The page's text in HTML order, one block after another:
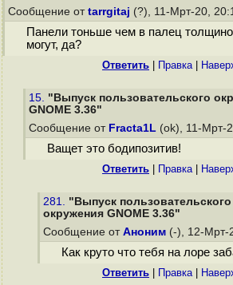
Сообщение от tarrgitaj (?), 11-Мрт-20,
Панели тоньше чем в палец
могут, да?
Ответить Правка|
15. "Выпуск пользовательского
GNOME 3.36"
Сообщение от Fracta1L (ok), 11-Мрт-
Ващет это бодипозитив!
Ответить Правка|
281. "Выпуск пользовательского
окружения GNOME 3.36"
Сообщение от Аноним (-), 12-Мрт-
Как круто что тебя на лоре
Ответить Правка|